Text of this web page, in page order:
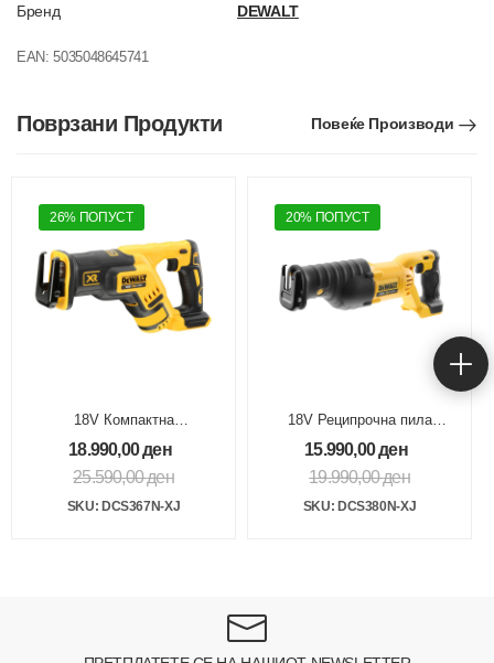
Бренд DEWALT
EAN:5035048645741
Поврзани Продукти Повеќе Производи
26% ПОПУСТ
18V Компактна
реципрочна пила Brushless, без опрема
18.990,00ден
25.590,00ден
SKU: DCS367N-XJ
20% ПОПУСТ
18V Реципрочна пила
2950rpm без опрема
15.990,00ден
19.990,00ден
SKU: DCS380N-XJ